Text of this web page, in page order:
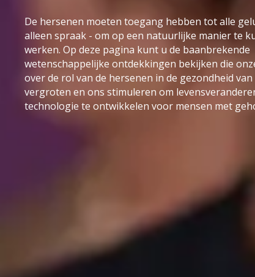
De hersenen moeten toegang hebben tot alle
alleen spraak - om op een natuurlijke manier te
werken. Op deze pagina kunt u de baanbrekende
wetenschappelijke ontdekkingen bekijken die
over de rol van de hersenen in de gezondheid
vergroten en ons stimuleren om
technologie te ontwikkelen voor mensen met